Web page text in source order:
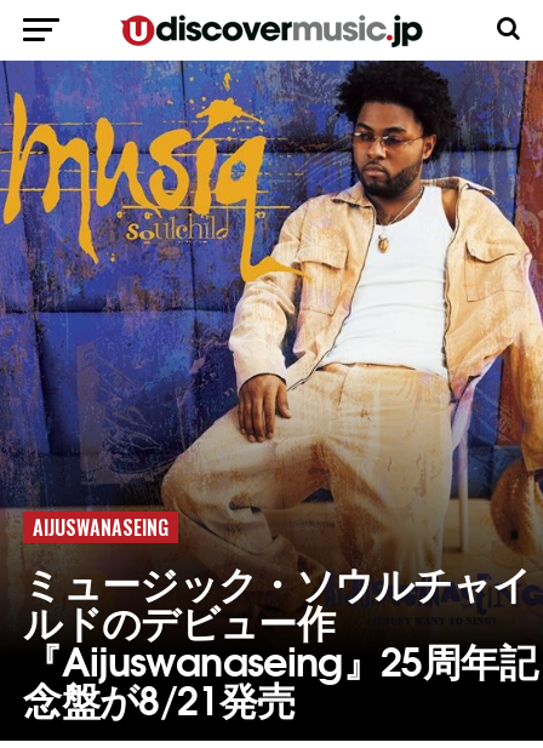
AIJUSWANASEING
ミュージック・ソウルチャイ
ルドのデビュー作
『Aijuswanaseing』25周年記
念盤が8/21発売